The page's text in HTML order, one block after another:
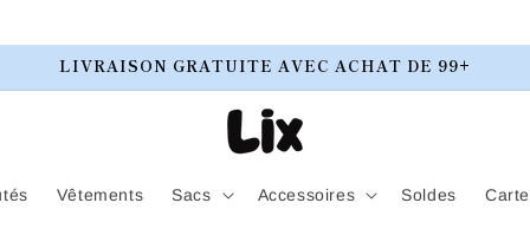
LIVRAISON GRATUITE AVEC ACHAT DE 99+
Vêtements Sacs Accessoires Soldes